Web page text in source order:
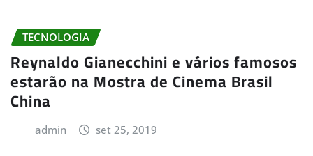
TECNOLOGIA
Reynaldo Gianecchini e vários famosos
estarão na Mostra de Cinema Brasil
China
admin set 25, 2019